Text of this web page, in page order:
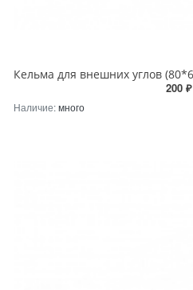
200 ₽
Наличие:много